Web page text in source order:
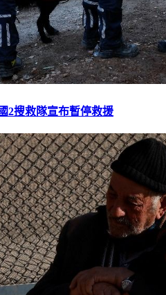
2搜救隊宣布暫停救援